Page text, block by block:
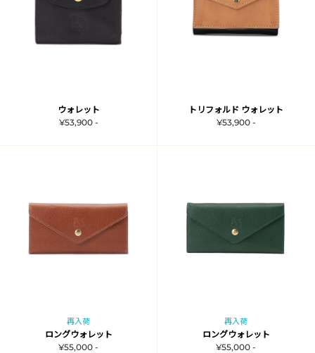
ウォレット
¥53,900 -
トリフォルド ウォレット
¥53,900 -
再入荷
ロングウォレット
¥55,000 -
再入荷
ロングウォレット
¥55,000 -